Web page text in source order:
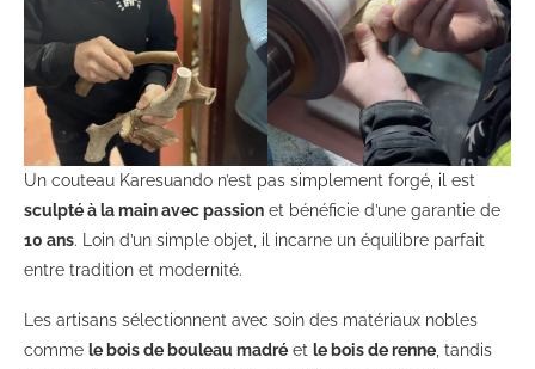
Un couteau Karesuando n’est pas simplement forgé, il est
sculpté à la main avec passion et bénéficie d’une garantie de
10 ans. Loin d’un simple objet, il incarne un équilibre parfait
entre tradition et modernité.
Les artisans sélectionnent avec soin des matériaux nobles
comme le bois de bouleau madré et le bois de renne , tandis